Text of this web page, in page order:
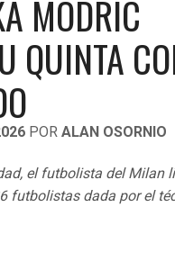
MODRIC
QUINTA
POR ALAN OSORNIO
el futbolista del Milan
futbolistas dada por el